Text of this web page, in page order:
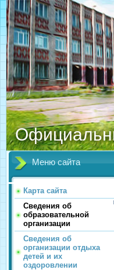
Меню сайта
Карта сайта
Сведения об
образовательной
организации
Сведения об
организации отдыха
детей и их
оздоровлении